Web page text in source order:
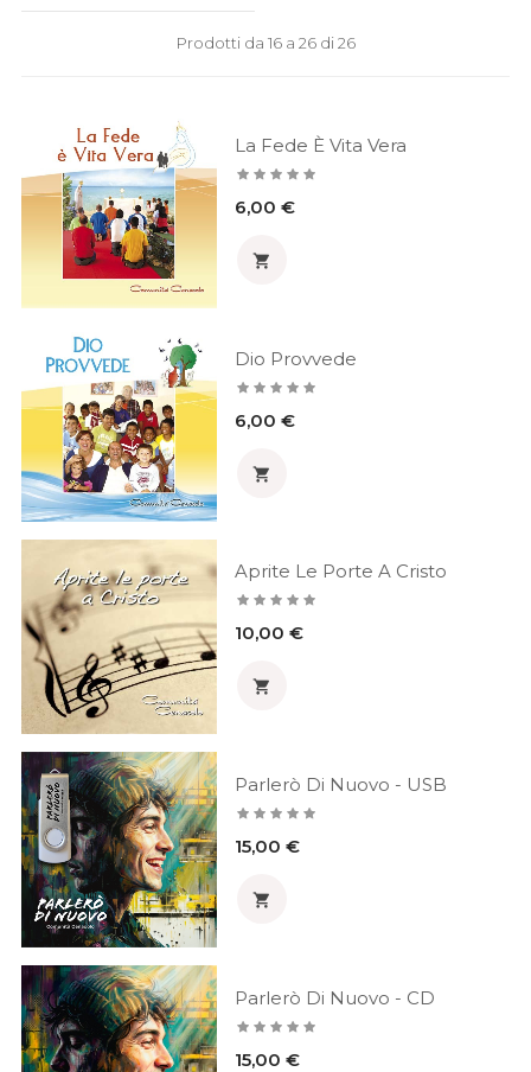
Prodotti da 16 a 26 di 26
La Fede È Vita Vera
Prezzo
6,00 €

Dio Provvede
Prezzo
6,00 €

Aprite Le Porte A Cristo
Prezzo
10,00 €

Parlerò Di Nuovo - USB
Prezzo
15,00 €

Parlerò Di Nuovo - CD
Prezzo
15,00 €